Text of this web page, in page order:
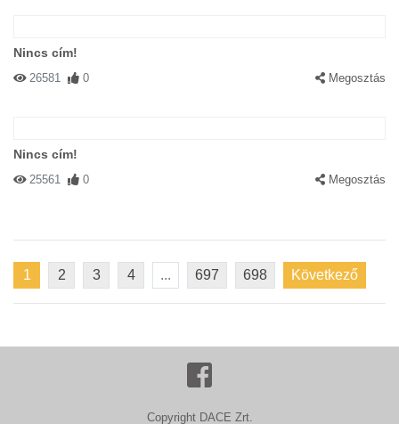
Nincs cím!
26581 0 Megosztás
Nincs cím!
25561 0 Megosztás
1 2 3 4 ... 697 698 Következő
Copyright DACE Zrt.